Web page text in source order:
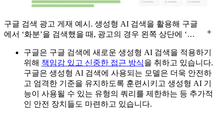
구글 검색 광고 게재 예시. 생성형 AI 검색을 활용해 구글
에서 ‘화분’을 검색했을 때, 광고의 경우 왼쪽 상단에 ‘스
구글은 구글 검색에 새로운 생성형 AI 검색을 적용하기
위해 책임감 있고 신중한 접근 방식을 취하고 있습니다.
구글은 생성형 AI 검색에 사용되는 모델은 더욱 안전하
고 엄격한 기준을 유지하도록 훈련시키고 생성형 AI 기
능이 사용될 수 있는 유형의 쿼리를 제한하는 등 추가적
인 안전 장치들도 마련하고 있습니다.